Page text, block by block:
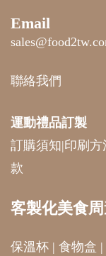
Email
聯絡我們
運動禮品訂製
訂購須知|印刷方
款
客製化美食
保溫杯 | 食物盒 |